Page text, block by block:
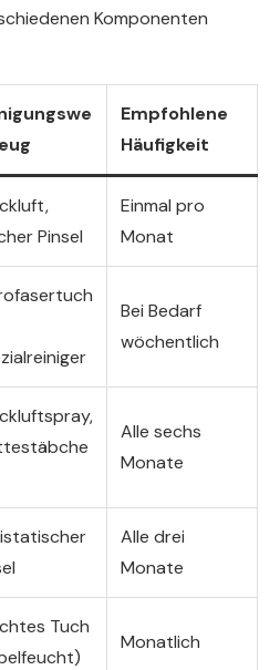
Komponenten
Empfohlene
Häufigkeit
Pinsel
Einmal pro
Monat
Bei Bedarf
wöchentlich
Alle sechs
Monate
Alle drei
Monate
Tuch
Monatlich